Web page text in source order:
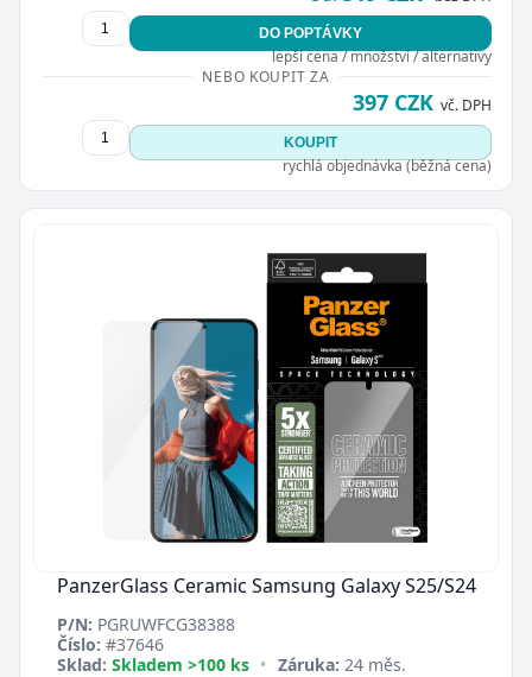
DO POPTÁVKY
lepší cena / množství / alternativy
NEBO KOUPIT ZA
397 CZK vč. DPH
KOUPIT
rychlá objednávka (běžná cena)
PanzerGlass Ceramic Samsung Galaxy S25/S24
P/N: PGRUWFCG38388
Číslo: #37646
Sklad: Skladem >100 ks • Záruka: 24 měs.